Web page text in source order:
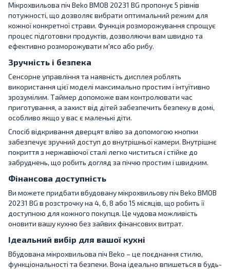
Мікрохвильова піч Beko BMOB 20231 BG пропонує 5 рівнів
потужності, що дозволяє вибрати оптимальний режим для
кожної конкретної страви. Функція розморожування спрощує
процес підготовки продуктів, дозволяючи вам швидко та
ефективно розморожувати м'ясо або рибу.
Зручність і безпека
Сенсорне управління та наявність дисплея роблять
використання цієї моделі максимально простим і інтуїтивно
зрозумілим. Таймер допоможе вам контролювати час
приготування, а захист від дітей забезпечить безпеку в домі,
особливо якщо у вас є маленькі діти.
Спосіб відкривання дверцят вліво за допомогою кнопки
забезпечує зручний доступ до внутрішньої камери. Внутрішнє
покриття з нержавіючої сталі легко чиститься і стійке до
забруднень, що робить догляд за піччю простим і швидким.
Фінансова доступність
Ви можете придбати вбудовану мікрохвильову піч Beko BMOB
20231 BG в розстрочку на 4, 6, 8 або 15 місяців, що робить її
доступною для кожного покупця. Це чудова можливість
оновити вашу кухню без зайвих фінансових витрат.
Ідеальний вибір для вашої кухні
Вбудована мікрохвильова піч Beko – це поєднання стилю,
функціональності та безпеки. Вона ідеально впишеться в будь-